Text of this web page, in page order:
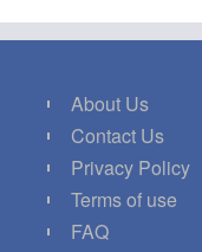
About Us
Contact Us
Privacy Policy
Terms of use
FAQ